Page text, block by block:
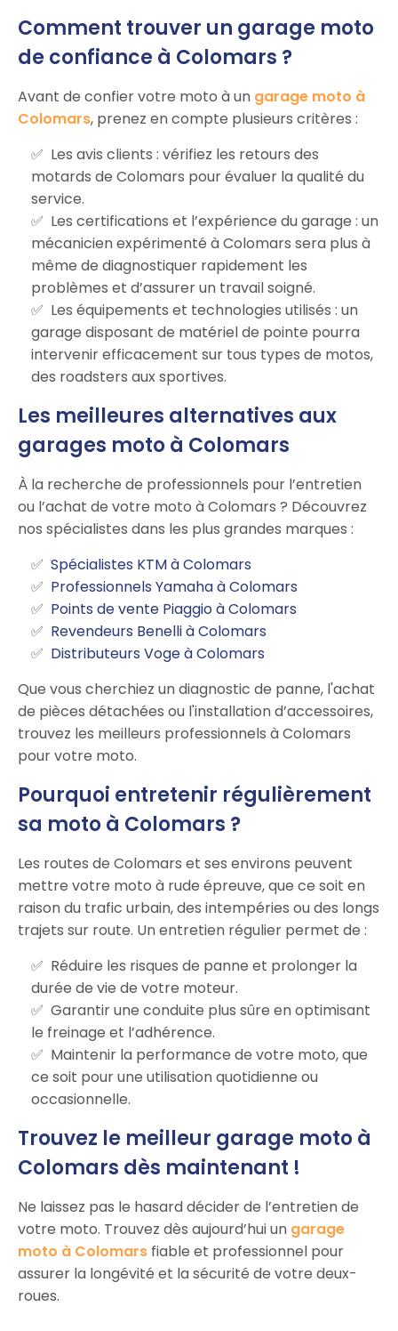
Comment trouver un garage moto
de confiance à Colomars ?
Avant de confier votre moto à un garage moto à
Colomars, prenez en compte plusieurs critères :
Les avis clients : vérifiez les retours des
motards de Colomars pour évaluer la qualité du
service.
Les certifications et l’expérience du garage : un
mécanicien expérimenté à Colomars sera plus à
même de diagnostiquer rapidement les
problèmes et d’assurer un travail soigné.
Les équipements et technologies utilisés : un
garage disposant de matériel de pointe pourra
intervenir efficacement sur tous types de motos,
des roadsters aux sportives.
Les meilleures alternatives aux
garages moto à Colomars
À la recherche de professionnels pour l’entretien
ou l’achat de votre moto à Colomars ? Découvrez
nos spécialistes dans les plus grandes marques :
Spécialistes KTM à Colomars
Professionnels Yamaha à Colomars
Points de vente Piaggio à Colomars
Revendeurs Benelli à Colomars
Distributeurs Voge à Colomars
Que vous cherchiez un diagnostic de panne, l'achat
de pièces détachées ou l'installation d’accessoires,
trouvez les meilleurs professionnels à Colomars
pour votre moto.
Pourquoi entretenir régulièrement
sa moto à Colomars ?
Les routes de Colomars et ses environs peuvent
mettre votre moto à rude épreuve, que ce soit en
raison du trafic urbain, des intempéries ou des longs
trajets sur route. Un entretien régulier permet de :
Réduire les risques de panne et prolonger la
durée de vie de votre moteur.
Garantir une conduite plus sûre en optimisant
le freinage et l’adhérence.
Maintenir la performance de votre moto, que
ce soit pour une utilisation quotidienne ou
occasionnelle.
Trouvez le meilleur garage moto à
Colomars dès maintenant !
Ne laissez pas le hasard décider de l’entretien de
votre moto. Trouvez dès aujourd’hui un garage
moto à Colomars fiable et professionnel pour
assurer la longévité et la sécurité de votre deux-
roues.